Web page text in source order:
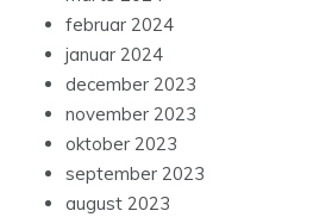
februar 2024
januar 2024
december 2023
november 2023
oktober 2023
september 2023
august 2023